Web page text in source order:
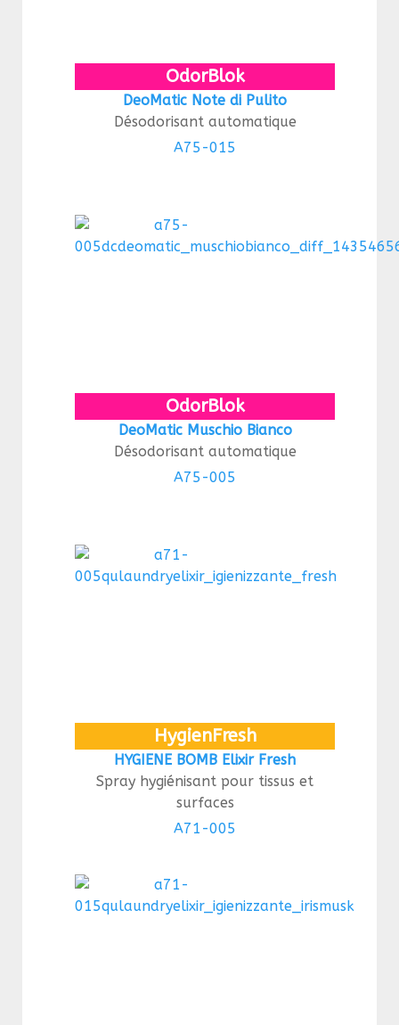
OdorBlok
DeoMatic Note di Pulito
Désodorisant automatique
A75-015
OdorBlok
DeoMatic Muschio Bianco
Désodorisant automatique
A75-005
HygienFresh
HYGIENE BOMB Elixir Fresh
Spray hygiénisant pour tissus et
surfaces
A71-005